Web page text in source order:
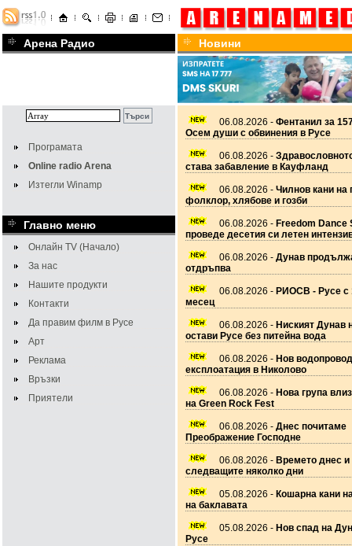
Арена Радио Новини
Програмата
Online radio Arena
Изтегли Winamp
Главно меню
Онлайн TV (Начало)
За нас
Нашите продукти
Контакти
Да правим филм в Русе
Арт
Реклама
Връзки
Приятели
06.08.2026 - Фентанил за
Осем души с обвинения в Русе
06.08.2026 -
става забавление в Кауфланд
06.08.2026 - Чилнов кани на
фолклор, хлябове и гозби
06.08.2026 - Freedom Dance
проведе десетия си летен
06.08.2026 - Дунав
отдръпва
06.08.2026 - РИОСВ - Русе с
месец
06.08.2026 - Ниският Дунав
остави Русе без питейна вода
06.08.2026 - Нов
експлоатация в Николово
06.08.2026 - Нова група
на Green Rock Fest
06.08.2026 - Днес почитаме
Преображение Господне
06.08.2026 - Времето днес и
следващите няколко дни
05.08.2026 - Кошарна кани
на баклавата
05.08.2026 - Нов спад на
Русе